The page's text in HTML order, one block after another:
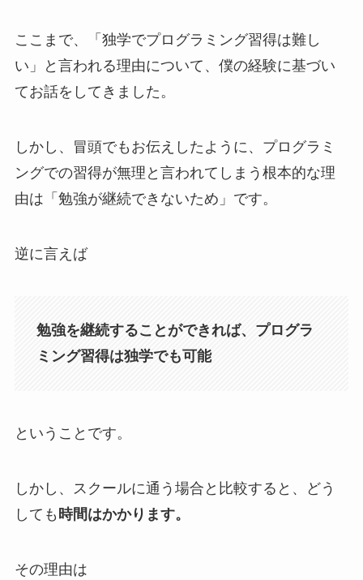
ここまで、「独学でプログラミング習得は難し
い」と言われる理由について、僕の経験に基づい
てお話をしてきました。
しかし、冒頭でもお伝えしたように、プログラミ
ングでの習得が無理と言われてしまう根本的な理
由は「勉強が継続できないため」です。
逆に言えば
勉強を継続することができれば、プログラ
ミング習得は独学でも可能
ということです。
しかし、スクールに通う場合と比較すると、どう
しても 時間はかかります。
その理由は